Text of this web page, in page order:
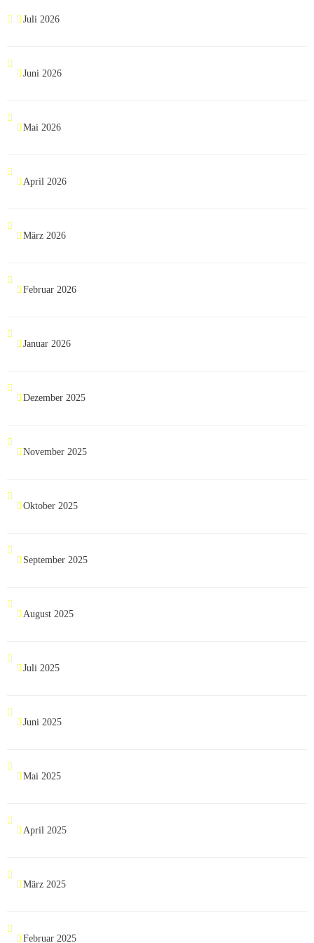
Juli 2026
Juni 2026
Mai 2026
April 2026
März 2026
Februar 2026
Januar 2026
Dezember 2025
November 2025
Oktober 2025
September 2025
August 2025
Juli 2025
Juni 2025
Mai 2025
April 2025
März 2025
Februar 2025